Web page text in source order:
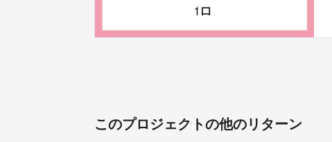
このプロジェクトの他のリターン